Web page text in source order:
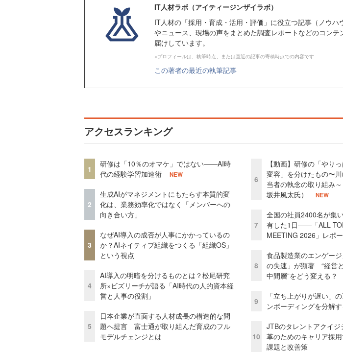
IT人材ラボ（アイティージンザイラボ）
IT⼈材の「採⽤・育成・活⽤・評価」に役⽴つ記事（ノウハ
やニュース、現場の声をまとめた調査レポートなどのコンテ
届けしています。
※プロフィールは、執筆時点、または直近の記事の寄稿時点での内容です
この著者の最近の執筆記事
アクセスランキング
1
研修は「10％のオマケ」ではない——AI時
代の経験学習加速術
NEW
2
生成AIがマネジメントにもたらす本質的変
化は、業務効率化ではなく「メンバーへの
向き合い方」
3
なぜAI導入の成否が人事にかかっているの
か？AIネイティブ組織をつくる「組織OS」
という視点
4
AI導入の明暗を分けるものとは？松尾研究
所×ビズリーチが語る「AI時代の人的資本経
営と人事の役割」
5
日本企業が直面する人材成長の構造的な問
題へ提言 富士通が取り組んだ育成のフル
モデルチェンジとは
6
【動画】研修の「やり
変容」を分けたもの〜
当者の執念の取り組み
坂井風太氏）
NEW
7
全国の社員2400名が集
有した1日――「ALL
MEETING 2026」レポ
8
食品製造業のエンゲー
の失速」が顕著 “経営
中間層”をどう変える？
9
「立ち上がりが遅い」
ンボーディングを分解
10
JTBのタレントアクイ
革のためのキャリア採
課題と改善策